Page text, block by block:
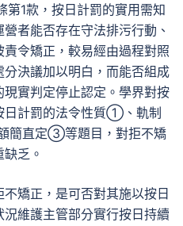
第1款，按日計罰的實用需知
者能否存在守法排污行動、
令矯正，較易經由過程對照
決議加以明白，而能否組成
實判定停止認定。學界對按
日計罰的法令性質①、軌制
簡直定③等題目，對拒不矯
乏。
矯正，是可否對其施以按日
維護主管部分實行按日持續